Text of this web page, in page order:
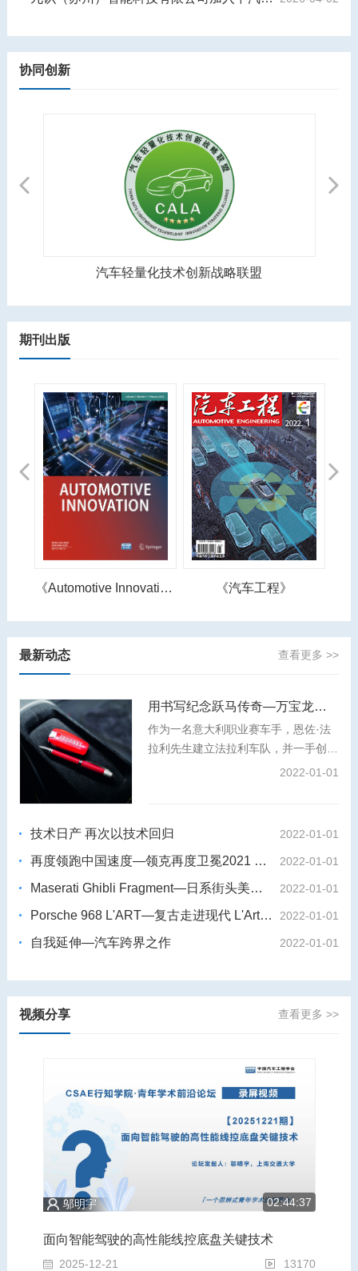
协同创新
Previous
汽车轻量化技术创新战略联盟
Next
期刊出版
Previous
《Automotive Innovation》 《汽车工程》
Next
最新动态 查看更多 >>
用书写纪念跃马传奇—万宝龙著名人物系列恩佐·法拉利特别款书写工具
作为一名意大利职业赛车手，恩佐·法
拉利先生建立法拉利车队，并一手创办
了法拉利汽车品牌。秉承对卓越工艺与
赛车手与工程奇才的故事娓娓道来。
2022-01-01
技术日产 再次以技术回归 2022-01-01
再度领跑中国速度—领克再度卫冕2021 WTCR世界杯 2022-01-01
Maserati Ghibli Fragment—日系街头美学 藤原浩 X玛莎拉蒂Ghibli 2022-01-01
Porsche 968 L'ART—复古走进现代 L'Art de L'Automobile X保时捷968 2022-01-01
自我延伸—汽车跨界之作 2022-01-01
视频分享 查看更多 >>
邬明宇 02:44:37
面向智能驾驶的高性能线控底盘关键技术
2025-12-21 13170